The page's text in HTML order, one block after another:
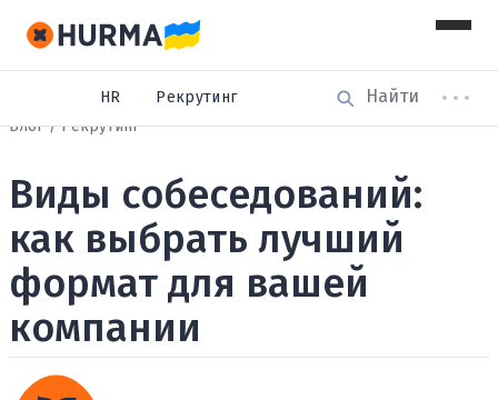
HR
Рекрутинг
Блог
Рекрутинг
Виды собеседований:
как выбрать лучший
формат для вашей
компании